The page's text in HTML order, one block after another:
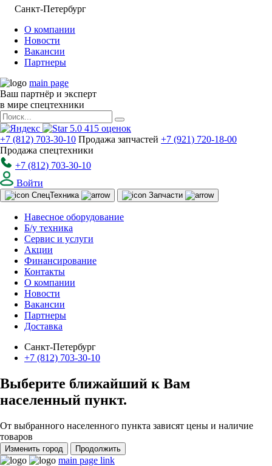
Санкт-Петербург
О компании
Новости
Вакансии
Партнеры
main page
Ваш партнёр и эксперт
в мире спецтехники
5.0 415 оценок
+7 (812) 703-30-10 Продажа запчастей +7 (921) 720-18-00
Продажа спецтехники
+7 (812) 703-30-10
Войти
СпецТехника Запчасти
Навесное оборудование
Б/у техника
Сервис и услуги
Акции
Финансирование
Контакты
О компании
Новости
Вакансии
Партнеры
Доставка
Санкт-Петербург
+7 (812) 703-30-10
Выберите ближайший к Вам
населенный пункт.
От выбранного населенного пункта зависят цены и наличие
товаров
Изменить город Продолжить
main page link